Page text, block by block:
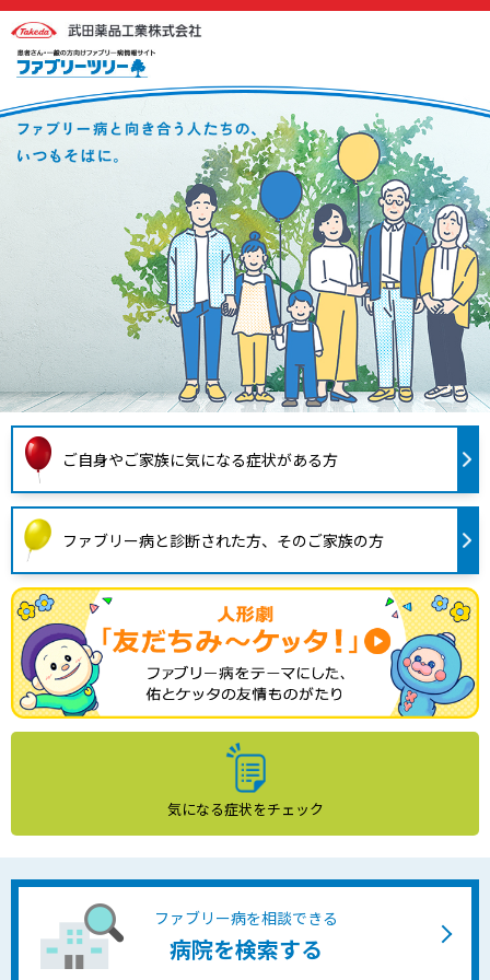
ご自身やご家族に気になる症状がある方
ファブリー病と診断された方、そのご家族の方
気になる症状をチェック
ファブリー病を相談できる
病院を検索する